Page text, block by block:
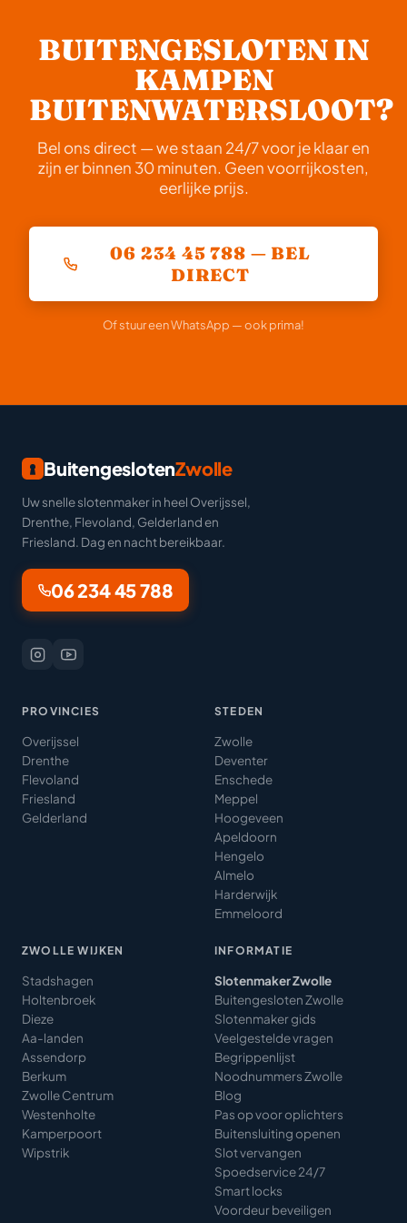
bij u. We communiceren altijd een realistische
verwachte aankomsttijd direct na uw telefoontje.
BUITENGESLOTEN IN
KAMPEN
BUITENWATERSLOOT?
Bel ons direct — we staan 24/7 voor je klaar en
zijn er binnen 30 minuten. Geen voorrijkosten,
eerlijke prijs.
06 234 45 788 — BEL
DIRECT
Of stuur een WhatsApp — ook prima!
BuitengeslotenZwolle
Uw snelle slotenmaker in heel Overijssel,
Drenthe, Flevoland, Gelderland en
Friesland. Dag en nacht bereikbaar.
06 234 45 788
PROVINCIES
Overijssel
Drenthe
Flevoland
Friesland
Gelderland
STEDEN
Zwolle
Deventer
Enschede
Meppel
Hoogeveen
Apeldoorn
Hengelo
Almelo
Harderwijk
Emmeloord
ZWOLLE WIJKEN
Stadshagen
Holtenbroek
Dieze
Aa-landen
Assendorp
Berkum
Zwolle Centrum
Westenholte
Kamperpoort
Wipstrik
INFORMATIE
Slotenmaker Zwolle
Buitengesloten Zwolle
Slotenmaker gids
Veelgestelde vragen
Begrippenlijst
Noodnummers Zwolle
Blog
Pas op voor oplichters
Buitensluiting openen
Slot vervangen
Spoedservice 24/7
Smart locks
Voordeur beveiligen